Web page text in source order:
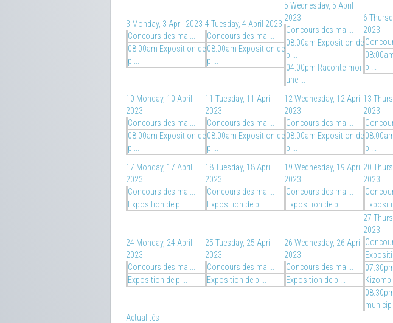
3 Monday, 3 April 2023
Concours des ma ...
08:00am Exposition de
p ...
4 Tuesday, 4 April 2023
Concours des ma ...
08:00am Exposition de
p ...
5 Wednesday, 5 April
2023
Concours des ma ...
08:00am Exposition de
p ...
04:00pm Raconte-moi
une ...
6
2023
p ...
10 Monday, 10 April
2023
Concours des ma ...
08:00am Exposition de
p ...
11 Tuesday, 11 April
2023
Concours des ma ...
08:00am Exposition de
p ...
12Wednesday, 12 April
2023
Concours des ma ...
08:00am Exposition de
p ...
13
2023
p ...
17 Monday, 17 April
2023
Concours des ma ...
Exposition de p ...
18Tuesday, 18 April
2023
Concours des ma ...
Exposition de p ...
19 Wednesday, 19 April
2023
Concours des ma ...
Exposition de p ...
20
2023
24 Monday, 24 April
2023
Concours des ma ...
Exposition de p ...
25 Tuesday, 25 April
2023
Concours des ma ...
Exposition de p ...
26 Wednesday, 26 April
2023
Concours des ma ...
Exposition de p ...
27
2023
Kizomb
municip
Actualités